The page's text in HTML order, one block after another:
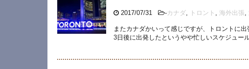
2017/07/31 -カナダ トロント 海外出張
またカナダかいって感じですが、トロントに
3日後に出発したというやや忙しいスケジュー